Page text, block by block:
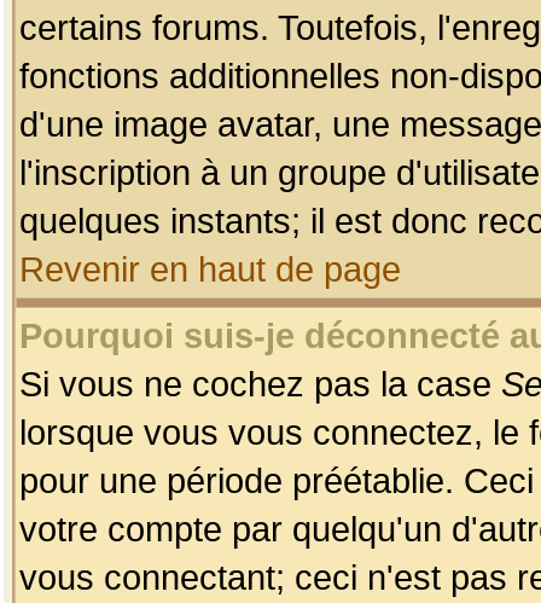
certains forums. Toutefois,
fonctions additionnelles non-
d'une image avatar, une
l'inscription à un groupe
quelques instants; il est donc
Revenir en haut de page
Pourquoi suis-je déconnecté
Si vous ne cochez pas la case
lorsque vous vous connectez, le
pour une période préétablie.
votre compte par quelqu'un
vous connectant; ceci n'est pas